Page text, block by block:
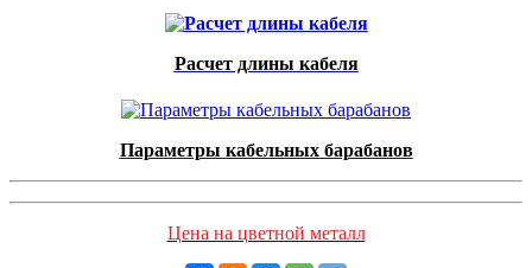
Расчет длины кабеля
Параметры кабельных барабанов
Цена на цветной металл